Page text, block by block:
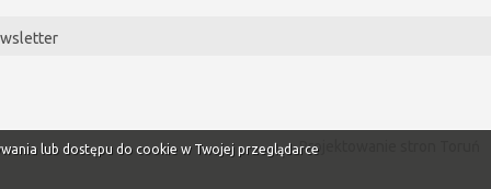
Projektowanie stron Toruń
lub dostępu do cookie w Twojej przeglądarce